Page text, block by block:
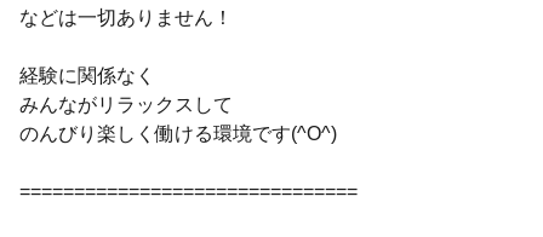
などは一切ありません！
経験に関係なく
みんながリラックスして
のんびり楽しく働ける環境です(^O^)
===============================